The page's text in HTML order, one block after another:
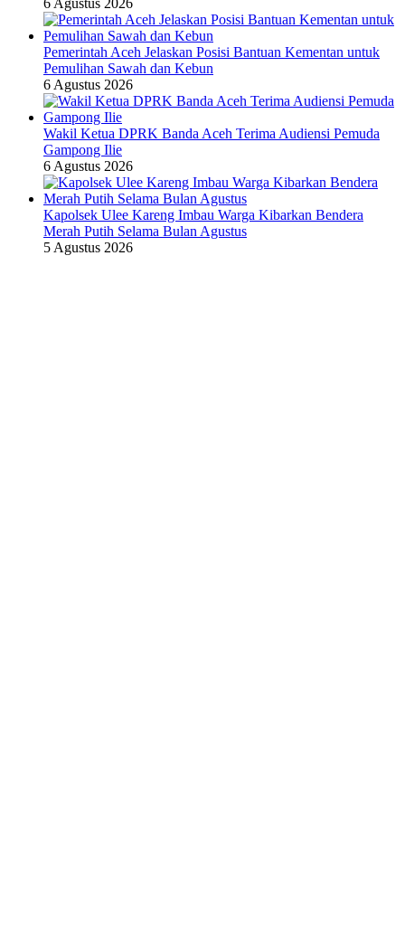
Pemerintah Aceh Jelaskan Posisi Bantuan Kementan untuk
Pemulihan Sawah dan Kebun
6 Agustus 2026
Wakil Ketua DPRK Banda Aceh Terima Audiensi Pemuda
Gampong Ilie
6 Agustus 2026
Kapolsek Ulee Kareng Imbau Warga Kibarkan Bendera
Merah Putih Selama Bulan Agustus
5 Agustus 2026